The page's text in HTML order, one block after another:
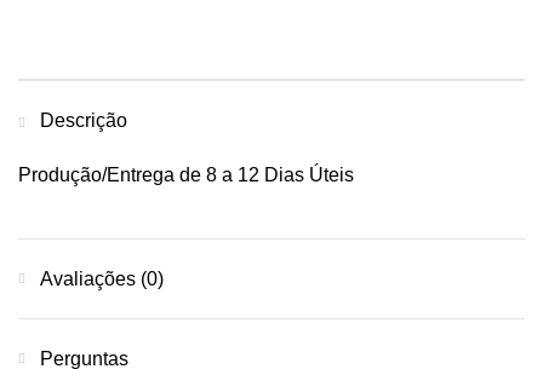
Descrição
Produção/Entrega de 8 a 12 Dias Úteis
Avaliações (0)
Perguntas